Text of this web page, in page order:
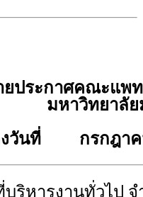
ยประกาศคณะแพ
มหาวิทยาลั
งวันที่ กรกฎาค
บริหารงานทั่วไป